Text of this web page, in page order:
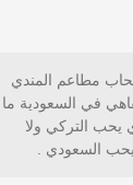
مطاعم المندي
في السعودية ما
يحب التركي ولا
السعودي .